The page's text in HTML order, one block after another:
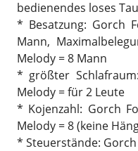
bedienendes loses
* Besatzung: Gorch
Mann,
Melody = 8 Mann
* größter
Melody = für 2 Leute
* Kojenzahl: Gorch
Melody = 8 (keine
* Steuerstände: Gorch